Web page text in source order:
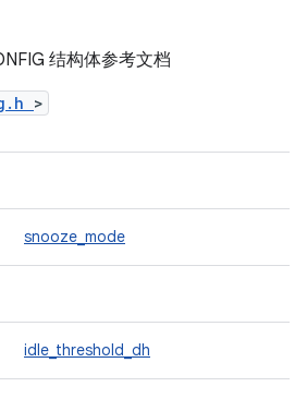
结构体参考文档
>
snooze_mode
idle_threshold_dh